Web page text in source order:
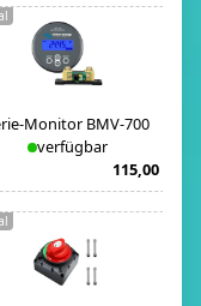
Monitor BMV-700
verfügbar
115,00 €